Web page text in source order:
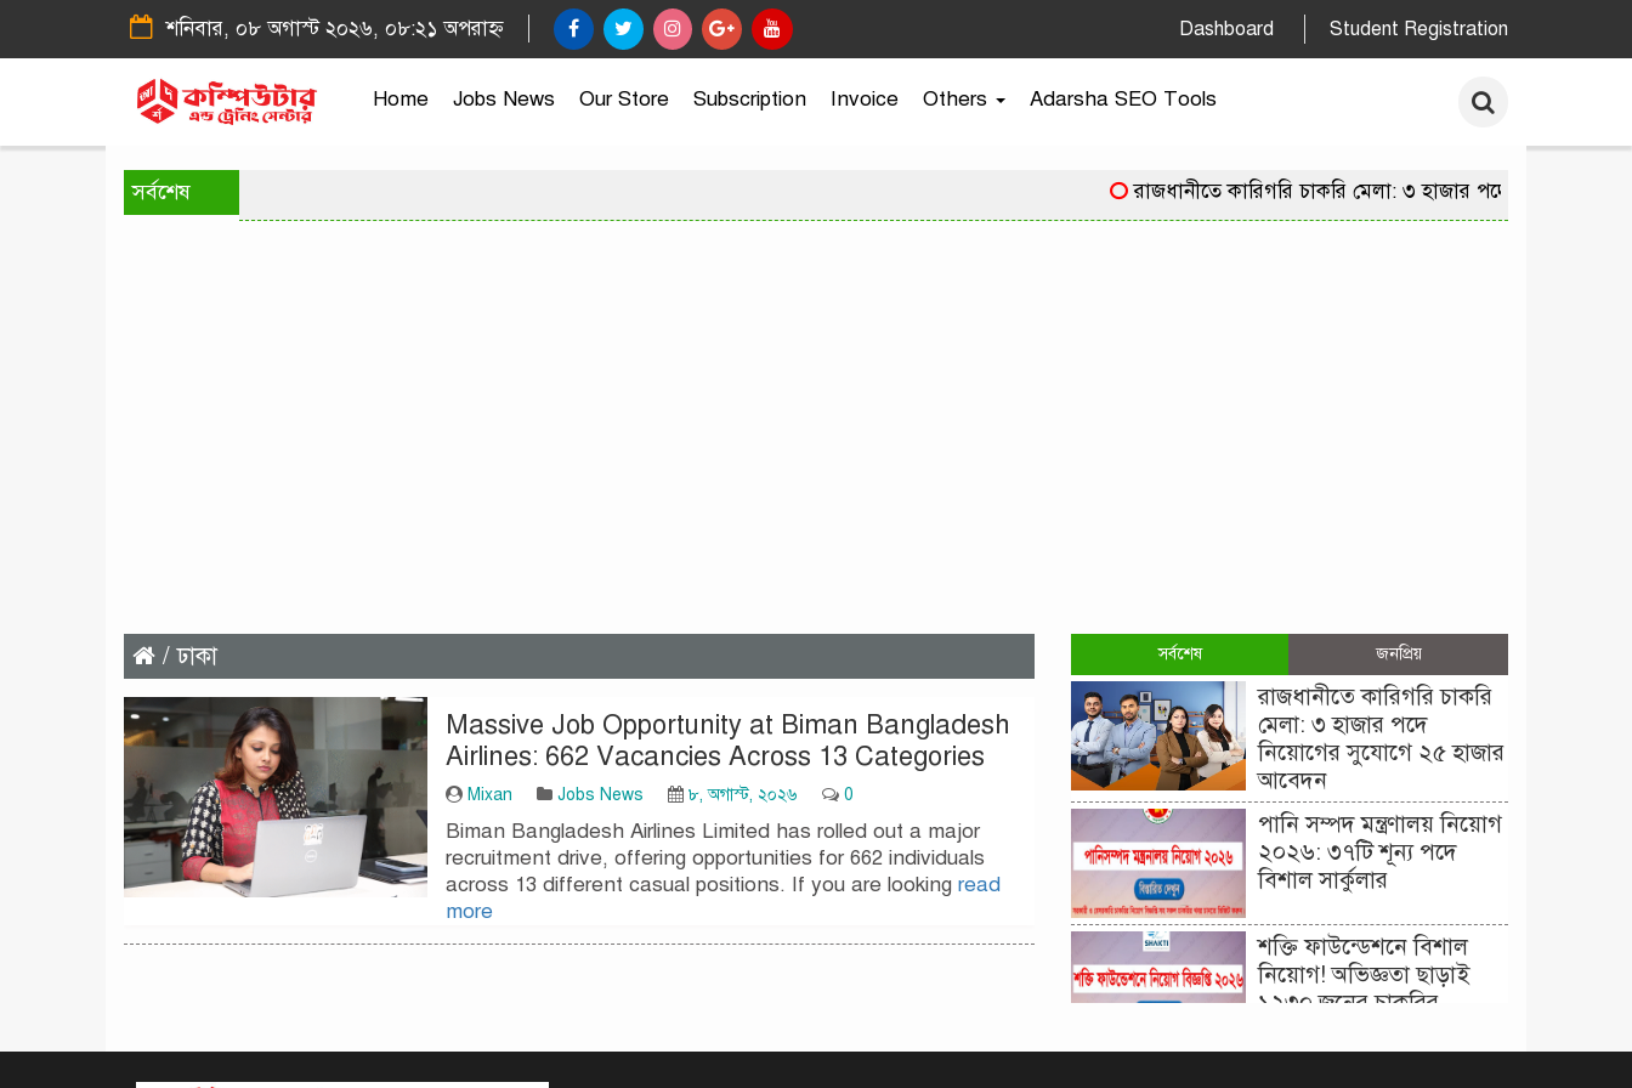
শনিবার, ০৮ অগাস্ট ২০২৬, ০৮:২১ অপরাহ্ন Dashboard Student Registration
Home Jobs News Our Store Subscription Invoice Others Adarsha SEO Tools
সর্বশেষ রাজধানীতে কারিগরি চাকরি মেলা: ৩ হাজার পদে নিয়োগের
/ ঢাকা
Massive Job Opportunity at Biman Bangladesh
Airlines: 662 Vacancies Across 13 Categories
Mixan Jobs News ৮, অগাস্ট, ২০২৬ 0
Biman Bangladesh Airlines Limited has rolled out a major
recruitment drive, offering opportunities for 662 individuals
across 13 different casual positions. If you are looking read
more
সর্বশেষ জনপ্রিয়
রাজধানীতে কারিগরি চাকরি
মেলা: ৩ হাজার পদে
নিয়োগের সুযোগে ২৫ হাজার
আবেদন
পানি সম্পদ মন্ত্রণালয় নিয়োগ
২০২৬: ৩৭টি শূন্য পদে
বিশাল সার্কুলার
শক্তি ফাউন্ডেশনে বিশাল
নিয়োগ! অভিজ্ঞতা ছাড়াই
১২৩০ জনের চাকরির